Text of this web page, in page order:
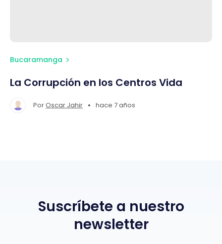
Bucaramanga
La Corrupción en los Centros Vida
PorOscar Jahir • hace 7 años
Suscríbete a nuestro
newsletter